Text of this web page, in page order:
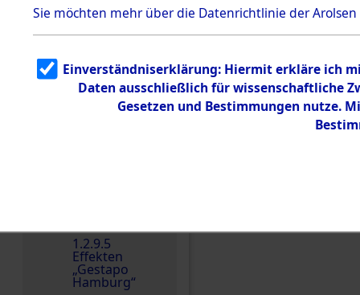
Bayerisches
1.2.9.3
Effekten aus
dem KZ
Neuengamm
1.2.9.5
Effekten
„Gestapo
Hamburg“
Einen Kommentar
Sie möchten mehr über die Datenrichtlinie der Arolsen
Einverständniserklärung: Hiermit erkläre ich
Daten ausschließlich für wissenschaftliche
Gesetzen und Bestimmungen nutze.